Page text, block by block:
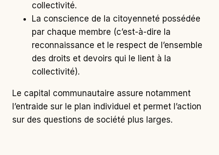
collectivité.
La conscience de la citoyenneté possédée
par chaque membre (c’est-à-dire la
reconnaissance et le respect de l’ensemble
des droits et devoirs qui le lient à la
collectivité).
Le capital communautaire assure notamment
l’entraide sur le plan individuel et permet l’action
sur des questions de société plus larges.